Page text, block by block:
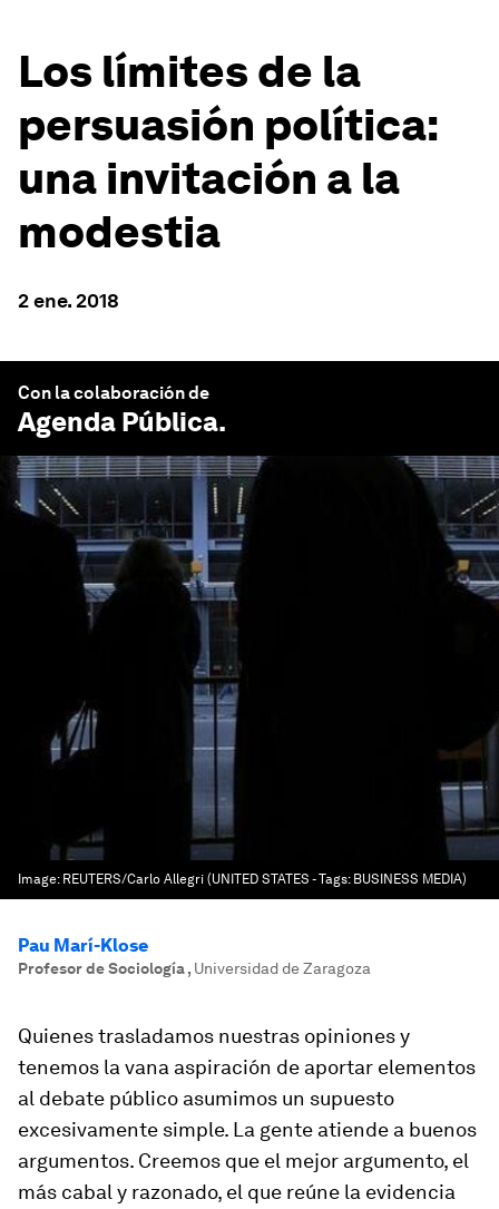
Los límites de la
persuasión política:
una invitación a la
modestia
2 ene. 2018
Con la colaboración de
Agenda Pública.
Image: REUTERS/Carlo Allegri (UNITED STATES - Tags: BUSINESS MEDIA)
Pau Marí-Klose
Profesor de Sociología, Universidad de Zaragoza
Quienes trasladamos nuestras opiniones y
tenemos la vana aspiración de aportar elementos
al debate público asumimos un supuesto
excesivamente simple. La gente atiende a buenos
argumentos. Creemos que el mejor argumento, el
más cabal y razonado, el que reúne la evidencia